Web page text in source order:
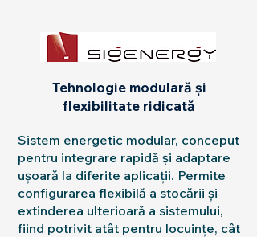
Tehnologie modulară și
flexibilitate ridicată
Sistem energetic modular, conceput
pentru integrare rapidă și adaptare
ușoară la diferite aplicații. Permite
configurarea flexibilă a stocării și
extinderea ulterioară a sistemului,
fiind potrivit atât pentru locuințe, cât